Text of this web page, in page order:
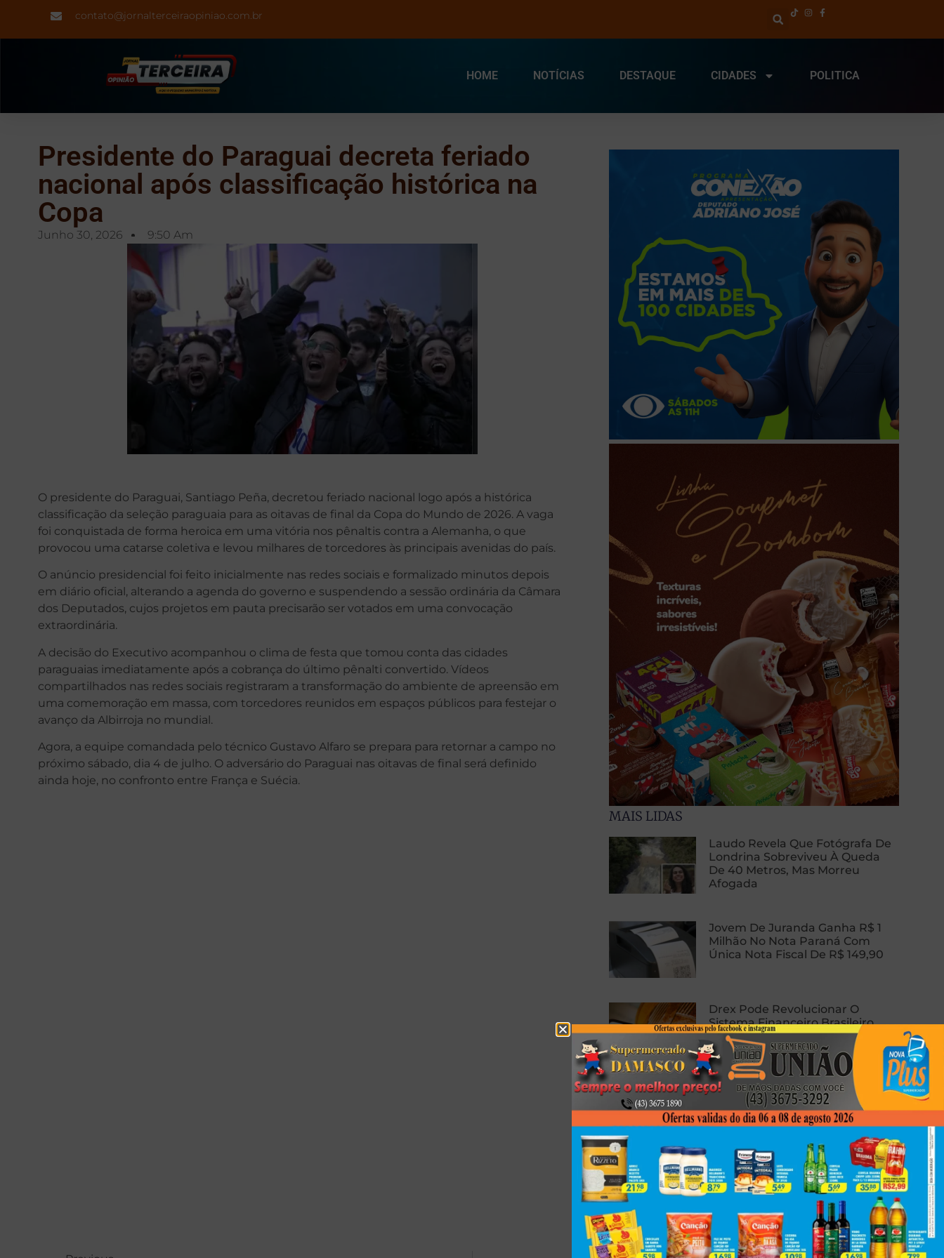
contato@jornalterceiraopiniao.com.br
HOME NOTÍCIAS DESTAQUE CIDADES POLITICA
Presidente do Paraguai decreta feriado
nacional após classificação histórica na
Copa
Junho 30, 2026 9:50 Am
O presidente do Paraguai, Santiago Peña, decretou feriado nacional logo após a histórica
classificação da seleção paraguaia para as oitavas de final da Copa do Mundo de 2026. A vaga
foi conquistada de forma heroica em uma vitória nos pênaltis contra a Alemanha, o que
provocou uma catarse coletiva e levou milhares de torcedores às principais avenidas do país.
O anúncio presidencial foi feito inicialmente nas redes sociais e formalizado minutos depois
em diário oficial, alterando a agenda do governo e suspendendo a sessão ordinária da Câmara
dos Deputados, cujos projetos em pauta precisarão ser votados em uma convocação
extraordinária.
A decisão do Executivo acompanhou o clima de festa que tomou conta das cidades
paraguaias imediatamente após a cobrança do último pênalti convertido. Vídeos
compartilhados nas redes sociais registraram a transformação do ambiente de apreensão em
uma comemoração em massa, com torcedores reunidos em espaços públicos para festejar o
avanço da Albirroja no mundial.
Agora, a equipe comandada pelo técnico Gustavo Alfaro se prepara para retornar a campo no
próximo sábado, dia 4 de julho. O adversário do Paraguai nas oitavas de final será definido
ainda hoje, no confronto entre França e Suécia.
MAIS LIDAS
Laudo Revela Que Fotógrafa De
Londrina Sobreviveu À Queda
De 40 Metros, Mas Morreu
Afogada
Jovem De Juranda Ganha R$ 1
Milhão No Nota Paraná Com
Única Nota Fiscal De R$ 149,90
Drex Pode Revolucionar O
Sistema Financeiro Brasileiro
Com Contratos Inteligentes,
Tokenização E Dinheiro
Programável
Homem Sofre Ataque Cardíaco
Durante Relação Sexual, Morre E
Caso Gera Batalha Judicial Por
Doação De Órgãos